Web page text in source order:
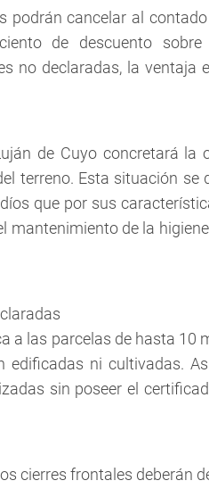
podrán cancelar al
de descuento sobre
no declaradas, la ventaja
de Cuyo concretará la
terreno. Esta situación se
que por sus
mantenimiento de la
a las parcelas de hasta 10
edificadas ni cultivadas.
sin poseer el
cierres frontales deberán